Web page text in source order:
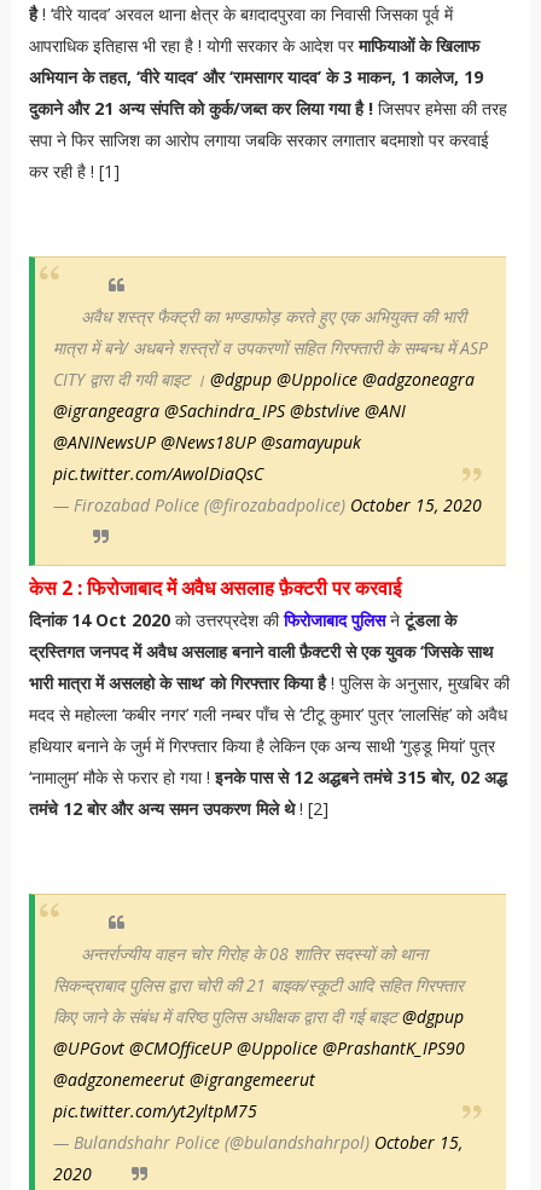
है! ‘वीरे यादव’ अरवल थाना क्षेत्र के बग़दादपुरवा का निवासी जिसका पूर्व में
आपराधिक इतिहास भी रहा है ! योगी सरकार के आदेश परमाफियाओं के खिलाफ
अभियान के तहत, ‘वीरे यादव’ और ‘रामसागर यादव’ के 3 माकन, 1 कालेज, 19
दुकाने और 21 अन्य संपत्ति को कुर्क/जब्त कर लिया गया है !जिसपर हमेसा की तरह
सपा ने फिर साजिश का आरोप लगाया जबकि सरकार लगातार बदमाशो पर करवाई
कर रही है ! [1]
अवैध शस्त्र फैक्ट्री का भण्डाफोड़ करते हुए एक अभियुक्त की भारी
मात्रा में बने/ अधबने शस्त्रों व उपकरणों सहित गिरफ्तारी के सम्बन्ध में ASP
CITY द्वारा दी गयी बाइट । @dgpup @Uppolice @adgzoneagra
@igrangeagra @Sachindra_IPS @bstvlive @ANI
@ANINewsUP @News18UP @samayupuk
pic.twitter.com/AwolDiaQsC
— Firozabad Police (@firozabadpolice) October 15, 2020
केस 2 : फिरोजाबाद में अवैध असलाह फ़ैक्टरी पर करवाई
दिनांक 14 Oct 2020को उत्तरप्रदेश कीफिरोजाबाद पुलिसनेटूंडला के
द्रस्तिगत जनपद में अवैध असलाह बनाने वाली फ़ैक्टरी से एक युवक ‘जिसके साथ
भारी मात्रा में असलहो के साथ’ को गिरफ्तार किया है! पुलिस के अनुसार, मुखबिर की
मदद से महोल्ला ‘कबीर नगर’ गली नम्बर पाँच से ‘टीटू कुमार’ पुत्र ‘लालसिंह’ को अवैध
हथियार बनाने के जुर्म में गिरफ्तार किया है लेकिन एक अन्य साथी ‘गुड्डू मियां’ पुत्र
‘नामालुम’ मौके से फरार हो गया !इनके पास से 12 अद्धबने तमंचे 315 बोर, 02 अद्ध
तमंचे 12 बोर और अन्य समन उपकरण मिले थे! [2]
अन्तर्राज्यीय वाहन चोर गिरोह के 08 शातिर सदस्यों को थाना
सिकन्द्राबाद पुलिस द्वारा चोरी की 21 बाइक/स्कूटी आदि सहित गिरफ्तार
किए जाने के संबंध में वरिष्ठ पुलिस अधीक्षक द्वारा दी गई बाइट@dgpup
@UPGovt @CMOfficeUP @Uppolice @PrashantK_IPS90
@adgzonemeerut @igrangemeerut
pic.twitter.com/yt2yltpM75
— Bulandshahr Police (@bulandshahrpol) October 15,
2020